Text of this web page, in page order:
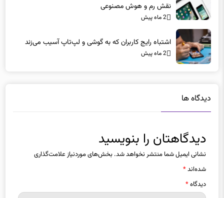
نقش رم و هوش مصنوعی
2 ماه پیش
اشتباه رایج کاربران که به گوشی و لپ‌تاپ آسیب می‌زند
2 ماه پیش
دیدگاه ها
دیدگاهتان را بنویسید
نشانی ایمیل شما منتشر نخواهد شد. بخش‌های موردنیاز علامت‌گذاری
شده‌اند*
دیدگاه*